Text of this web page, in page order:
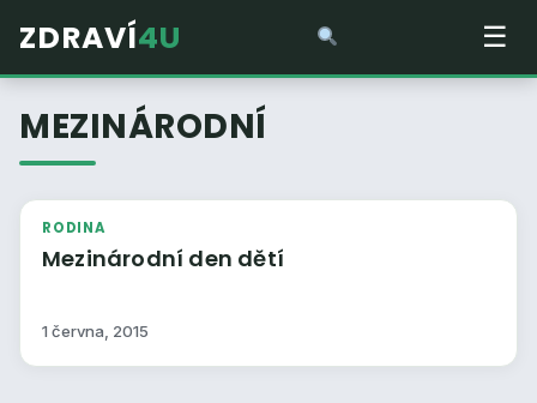
ZDRAVÍ4U ☰
MEZINÁRODNÍ
RODINA
Mezinárodní den dětí
1 června, 2015